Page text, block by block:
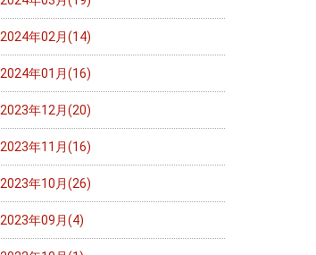
2024年02月(14)
2024年01月(16)
2023年12月(20)
2023年11月(16)
2023年10月(26)
2023年09月(4)